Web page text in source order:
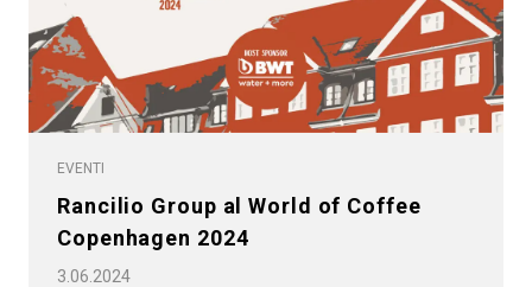
EVENTI
Rancilio Group al World of Coffee
Copenhagen 2024
3.06.2024